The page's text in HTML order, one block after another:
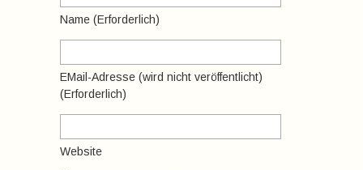
Name (erforderlich)
EMail-Adresse (wird nicht veröffentlicht)
(erforderlich)
Website